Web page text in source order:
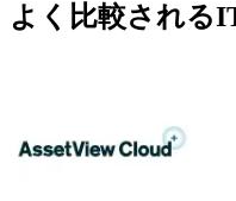
よく比較される